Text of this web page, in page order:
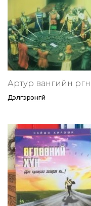
Артур вангийн өргөөнөө
Дэлгэрэнгүй